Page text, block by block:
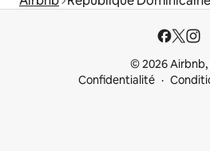
© 2026 Airbnb,
Confidentialité